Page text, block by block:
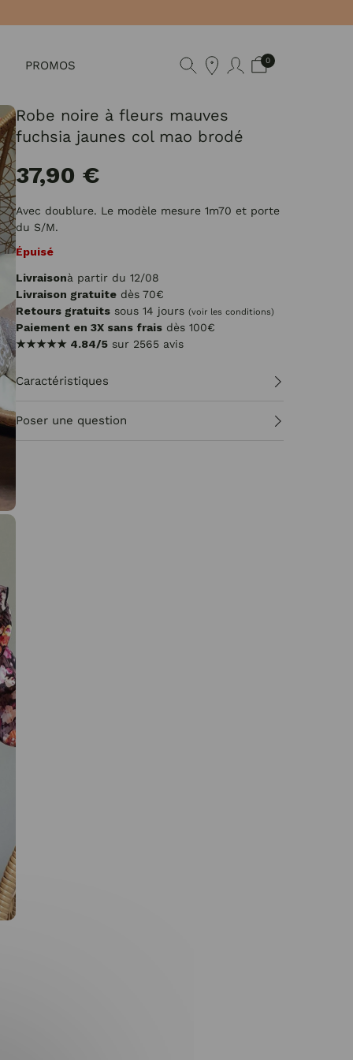
PROMOS 0
Robe noire à fleurs mauves
fuchsia jaunes col mao brodé
37,90 €
Avec doublure. Le modèle mesure 1m70 et porte
du S/M.
Épuisé
Livraisonà partir du 12/08
Livraison gratuite dès 70€
Retours gratuits sous 14 jours (voir les conditions)
Paiement en 3X sans frais dès 100€
★★★★★ 4.84/5 sur 2565 avis
Caractéristiques
Poser une question